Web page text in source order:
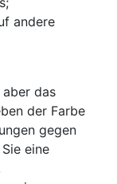
andere
das
der Farbe
gegen
eine